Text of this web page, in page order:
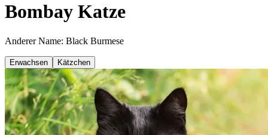
Bombay Katze
Anderer Name: Black Burmese
Erwachsen Kätzchen